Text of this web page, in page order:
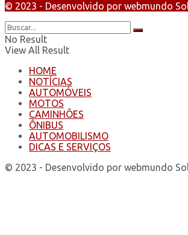
© 2023 - Desenvolvido por webmundo
No Result
View All Result
HOME
NOTÍCIAS
AUTOMÓVEIS
MOTOS
CAMINHÕES
ÔNIBUS
AUTOMOBILISMO
DICAS E SERVIÇOS
© 2023 - Desenvolvido por webmundo